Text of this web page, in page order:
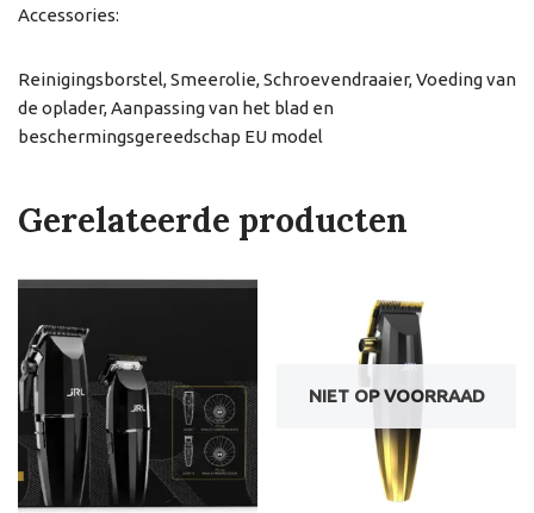
Accessories:
Reinigingsborstel, Smeerolie, Schroevendraaier, Voeding van
de oplader, Aanpassing van het blad en
beschermingsgereedschap EU model
Gerelateerde producten
NIET OP VOORRAAD